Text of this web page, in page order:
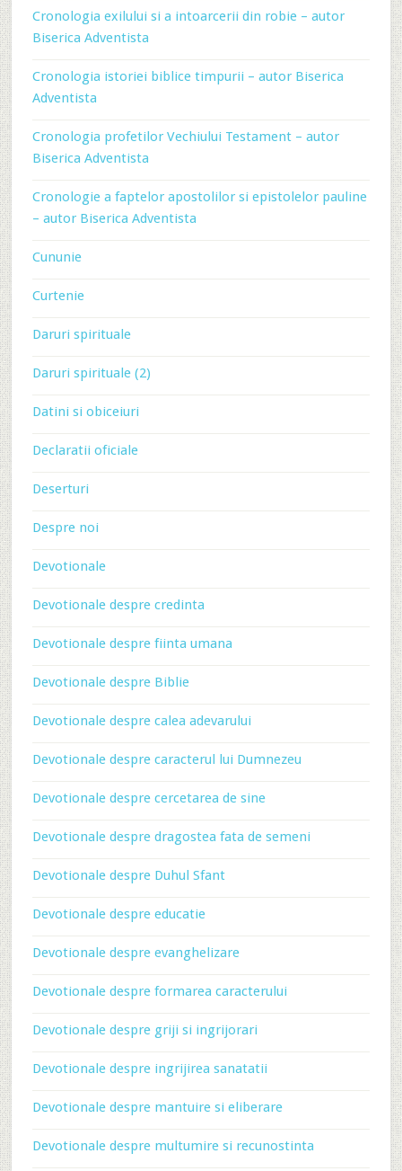
Cronologia exilului si a intoarcerii din robie – autor
Biserica Adventista
Cronologia istoriei biblice timpurii – autor Biserica
Adventista
Cronologia profetilor Vechiului Testament – autor
Biserica Adventista
Cronologie a faptelor apostolilor si epistolelor pauline
– autor Biserica Adventista
Cununie
Curtenie
Daruri spirituale
Daruri spirituale (2)
Datini si obiceiuri
Declaratii oficiale
Deserturi
Despre noi
Devotionale
Devotionale despre credinta
Devotionale despre fiinta umana
Devotionale despre Biblie
Devotionale despre calea adevarului
Devotionale despre caracterul lui Dumnezeu
Devotionale despre cercetarea de sine
Devotionale despre dragostea fata de semeni
Devotionale despre Duhul Sfant
Devotionale despre educatie
Devotionale despre evanghelizare
Devotionale despre formarea caracterului
Devotionale despre griji si ingrijorari
Devotionale despre ingrijirea sanatatii
Devotionale despre mantuire si eliberare
Devotionale despre multumire si recunostinta